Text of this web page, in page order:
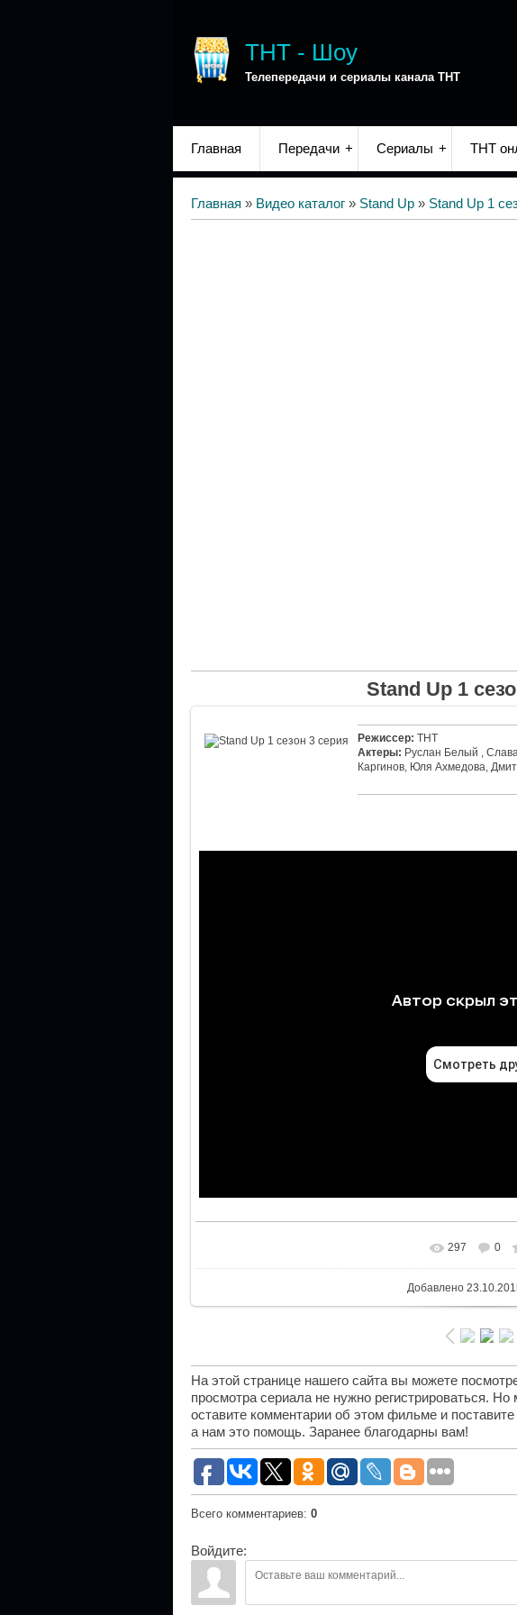
ТНТ - Шоу
Телепередачи и сериалы канала ТНТ
Главная Передачи Сериалы ТНТ
Главная » Видео каталог » Stand Up » Stand Up 1
Stand Up 1
Режиссер: ТНТ
Актеры: Руслан Белый ,
Каргинов, Юля Ахмедова,
297 0
Добавлено
На этой странице нашего сайта вы можете
просмотра сериала не нужно регистрироваться.
оставите комментарии об этом фильме и
а нам это помощь. Заранее благодарны вам!
Всего комментариев: 0
Войдите: